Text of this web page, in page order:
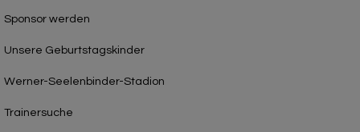
Sponsor werden
Unsere Geburtstagskinder
Werner-Seelenbinder-Stadion
Trainersuche